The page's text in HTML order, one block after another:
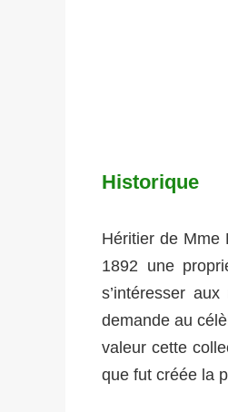
Historique
Héritier de Mme
1892 une
s’intéresser
demande au
valeur cette
que fut créée la